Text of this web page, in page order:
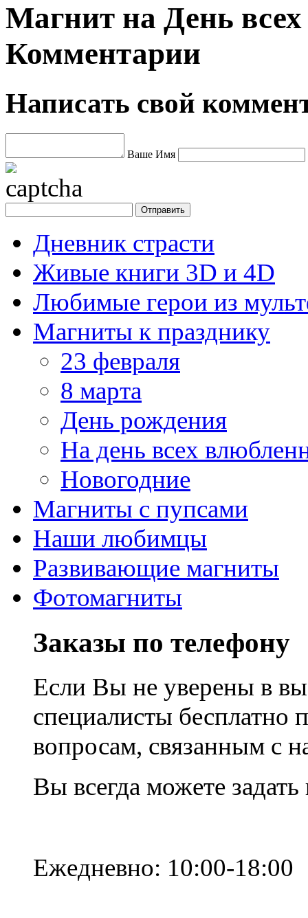
Магнит на День
Комментарии
Написать свой
Ваше Имя
Дневник страсти
Живые книги 3D и 4D
Любимые герои из
Магниты к празднику
23 февраля
8 марта
День рождения
На день всех
Новогодние
Магниты с пупсами
Наши любимцы
Развивающие магниты
Фотомагниты
Заказы по телефону
Если Вы не уверены в
специалисты
вопросам, связанным с
Вы всегда можете
Ежедневно: 10:00-18:00